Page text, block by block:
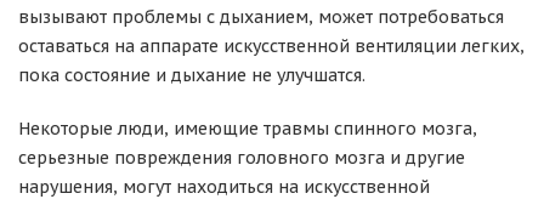
вызывают проблемы с дыханием, может потребоваться
оставаться на аппарате искусственной вентиляции легких,
пока состояние и дыхание не улучшатся.
Некоторые люди, имеющие травмы спинного мозга,
серьезные повреждения головного мозга и другие
нарушения, могут находиться на искусственной